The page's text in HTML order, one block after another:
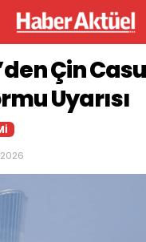
Çin
Uyarısı